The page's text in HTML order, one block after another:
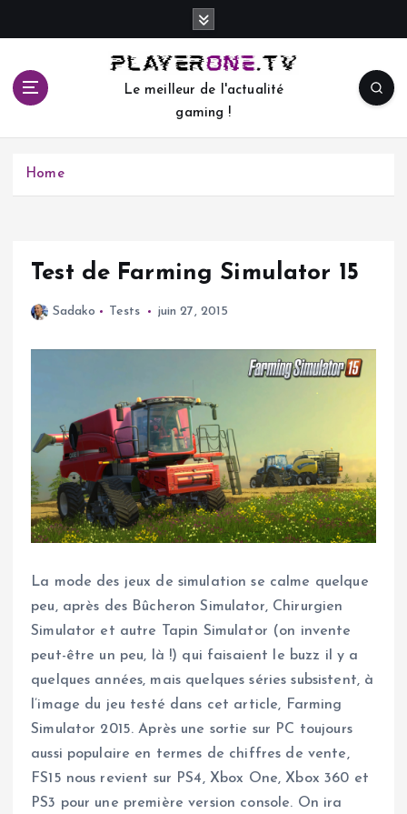
c
Le meilleur de l'actualité
gaming !
Home
Test de Farming Simulator 15
Sadako Tests juin 27, 2015
La mode des jeux de simulation se calme quelque
peu, après des Bûcheron Simulator, Chirurgien
Simulator et autre Tapin Simulator (on invente
peut-être un peu, là !) qui faisaient le buzz il y a
quelques années, mais quelques séries subsistent, à
l’image du jeu testé dans cet article, Farming
Simulator 2015. Après une sortie sur PC toujours
aussi populaire en termes de chiffres de vente,
FS15 nous revient sur PS4, Xbox One, Xbox 360 et
PS3 pour une première version console. On ira